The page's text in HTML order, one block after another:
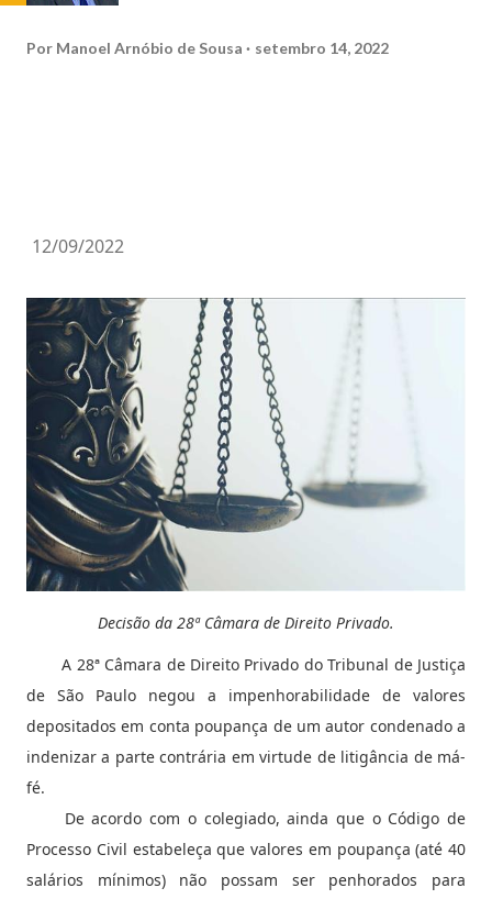
Por Manoel Arnóbio de Sousa setembro 14, 2022
12/09/2022
Decisão da 28ª Câmara de Direito Privado.
A 28ª Câmara de Direito Privado do Tribunal de Justiça
de São Paulo negou a impenhorabilidade de valores
depositados em conta poupança de um autor condenado a
indenizar a parte contrária em virtude de litigância de má-
fé.
De acordo com o colegiado, ainda que o Código de
Processo Civil estabeleça que valores em poupança (até 40
salários mínimos) não possam ser penhorados para